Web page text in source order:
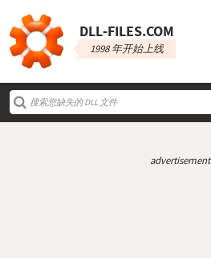
DLL‑FILES.COM
1998 年开始上线
advertisement